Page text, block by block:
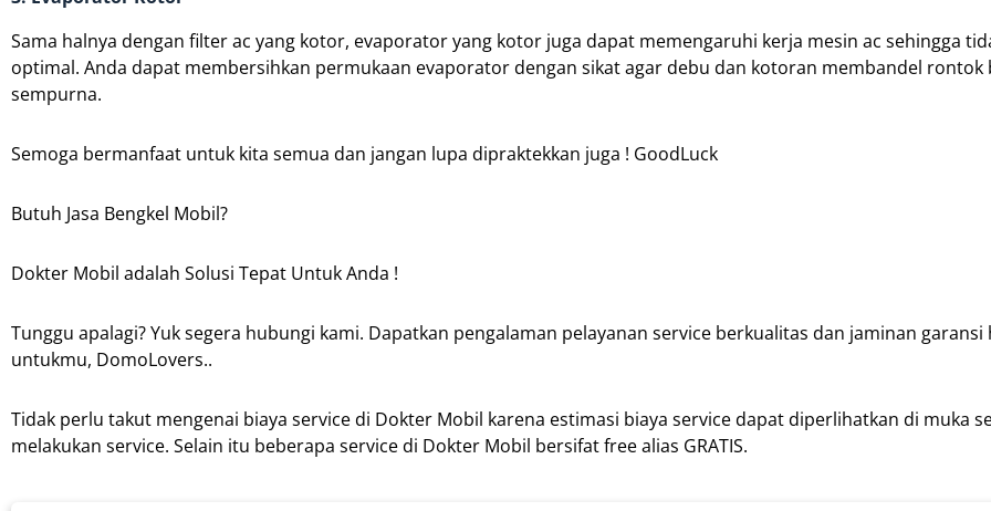
Sama halnya dengan filter ac yang kotor, evaporator yang kotor juga dapat memengaruhi kerja mesin ac sehingga
optimal. Anda dapat membersihkan permukaan evaporator dengan sikat agar debu dan kotoran membandel rontok
sempurna.
Semoga bermanfaat untuk kita semua dan jangan lupa dipraktekkan juga ! GoodLuck
Butuh Jasa Bengkel Mobil?
Dokter Mobil adalah Solusi Tepat Untuk Anda !
Tunggu apalagi? Yuk segera hubungi kami. Dapatkan pengalaman pelayanan service berkualitas dan jaminan garansi
untukmu, DomoLovers..
Tidak perlu takut mengenai biaya service di Dokter Mobil karena estimasi biaya service dapat diperlihatkan di muka
melakukan service. Selain itu beberapa service di Dokter Mobil bersifat free alias GRATIS.